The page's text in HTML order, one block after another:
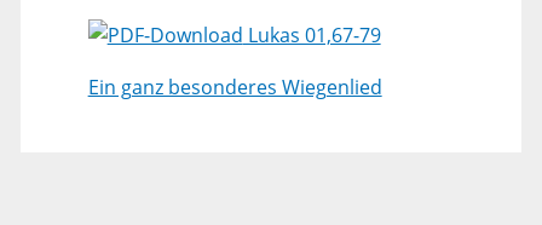
Lukas 01,67-79
Ein ganz besonderes Wiegenlied